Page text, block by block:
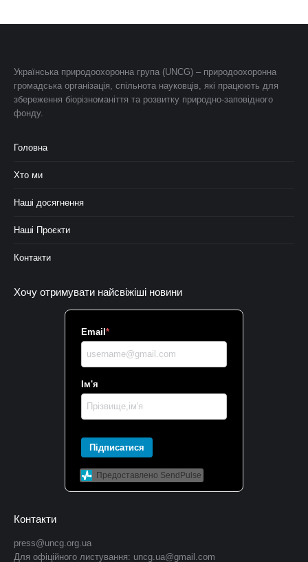
Українська природоохоронна група (UNCG) – природоохоронна
громадська організація, спільнота науковців, які працюють для
збереження біорізноманіття та розвитку природно-заповідного
фонду.
Головна
Хто ми
Наші досягнення
Наші Проєкти
Контакти
Хочу отримувати найсвіжіші новини
Email *
Ім'я
Підписатися
Предоставлено SendPulse
Контакти
press@uncg.org.ua
Для офіційного листування: uncg.ua@gmail.com